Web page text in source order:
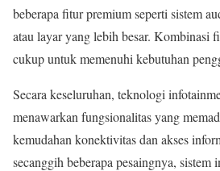
beberapa fitur premium seperti sistem
atau layar yang lebih besar. Kombinasi
cukup untuk memenuhi kebutuhan
Secara keseluruhan, teknologi
menawarkan fungsionalitas yang
kemudahan konektivitas dan akses
secanggih beberapa pesaingnya,